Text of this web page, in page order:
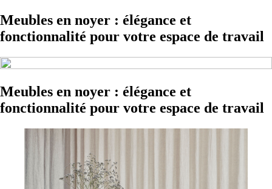
Meubles en noyer : élégance et
fonctionnalité pour votre espace de travail
Meubles en noyer : élégance et
fonctionnalité pour votre espace de travail